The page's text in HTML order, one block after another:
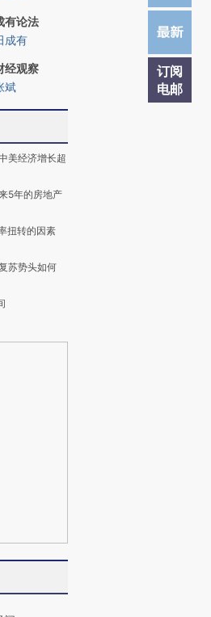
订阅
电邮
有论法
成有
经观察
斌
美经济增长超
5年的房地产
扭转的因素
苏势头如何